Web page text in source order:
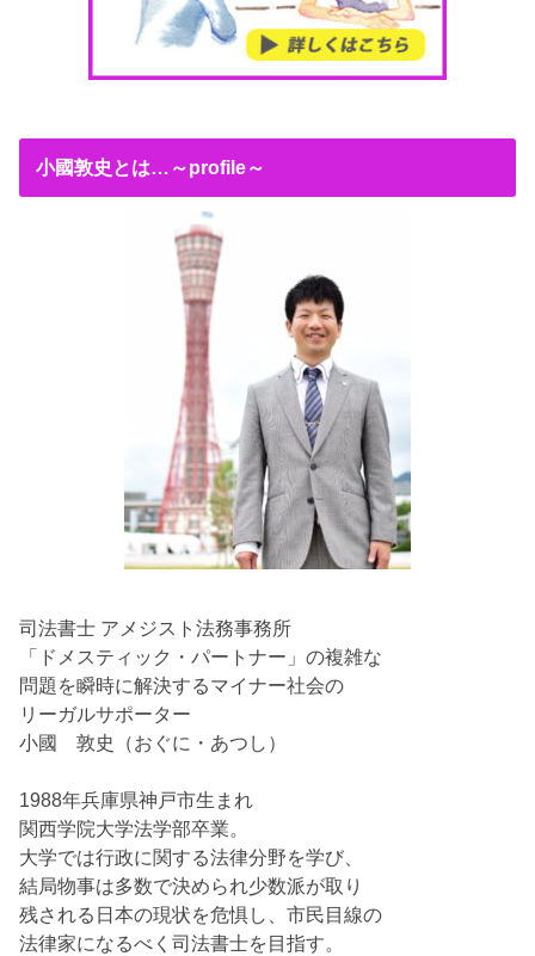
小國敦史とは…～profile～
司法書士 アメジスト法務事務所
「ドメスティック・パートナー」の複雑な
問題を瞬時に解決するマイナー社会の
リーガルサポーター
小國 敦史（おぐに・あつし）
1988年兵庫県神戸市生まれ
関西学院大学法学部卒業。
大学では行政に関する法律分野を学び、
結局物事は多数で決められ少数派が取り
残される日本の現状を危惧し、市民目線の
法律家になるべく司法書士を目指す。